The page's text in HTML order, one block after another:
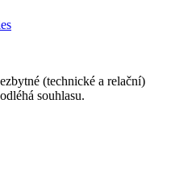
(technické a relační)
souhlasu.